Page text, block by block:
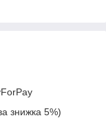
знижка 5%)